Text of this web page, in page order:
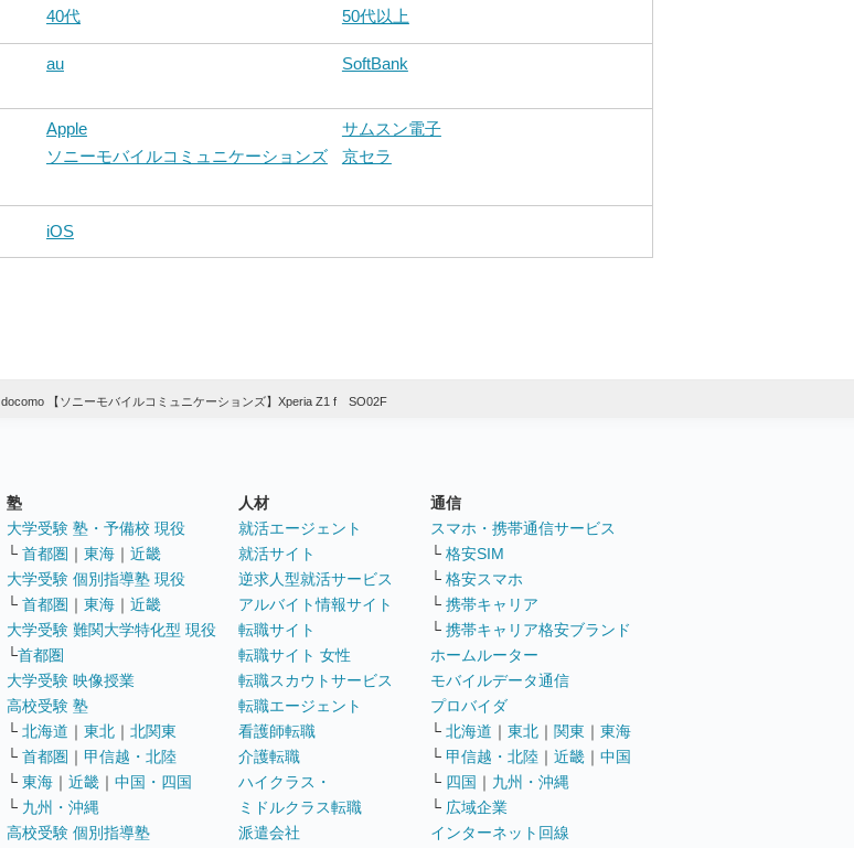
40代 50代以上
au
SoftBank
Apple
サムスン電子
ソニーモバイルコミュニケーションズ
京セラ
iOS
docomo 【ソニーモバイルコミュニケーションズ】Xperia Z1 f SO02F
塾
大学受験 塾・予備校 現役
└ 首都圏 ｜ 東海 ｜ 近畿
大学受験 個別指導塾 現役
└ 首都圏 ｜ 東海 ｜ 近畿
大学受験 難関大学特化型 現役
└首都圏
大学受験 映像授業
高校受験 塾
└ 北海道 ｜ 東北 ｜ 北関東
└ 首都圏 ｜ 甲信越・北陸
└ 東海 ｜ 近畿 ｜ 中国・四国
└ 九州・沖縄
高校受験 個別指導塾
人材
就活エージェント
就活サイト
逆求人型就活サービス
アルバイト情報サイト
転職サイト
転職サイト 女性
転職スカウトサービス
転職エージェント
看護師転職
介護転職
ハイクラス・
ミドルクラス転職
派遣会社
通信
スマホ・携帯通信サービス
└ 格安SIM
└ 格安スマホ
└ 携帯キャリア
└ 携帯キャリア格安ブランド
ホームルーター
モバイルデータ通信
プロバイダ
└ 北海道 ｜ 東北 ｜ 関東 ｜ 東海
└ 甲信越・北陸 ｜ 近畿 ｜ 中国
└ 四国 ｜ 九州・沖縄
└ 広域企業
インターネット回線